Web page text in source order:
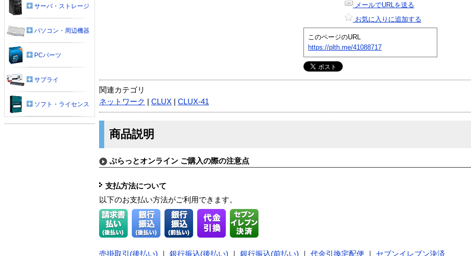
メールでURLを送る
お気に入りに追加する
このページのURL
https://plth.me/41088717
関連カテゴリ
ネットワーク
CLUX CLUX-41
商品説明
ぷらっとオンライン ご購入の際の注意点
支払方法について
以下のお支払い方法がご利用できます。
売掛取引(後払い) 銀行振込(後払い) 銀行振込(前払い) 代金引換宅配便
セブンイレブン決済
サーバ・ストレージ
パソコン・周辺機器
PCパーツ
サプライ
ソフト・ライセンス